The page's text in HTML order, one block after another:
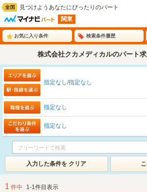
見つけようあなたにぴったりのパート
関東
お気に入り条件 検索条件履歴
株式会社クカメディカルのパート
指定なし/指定なし
指定なし
指定なし
入力した条件を クリア
1 件中 1-1件目表示